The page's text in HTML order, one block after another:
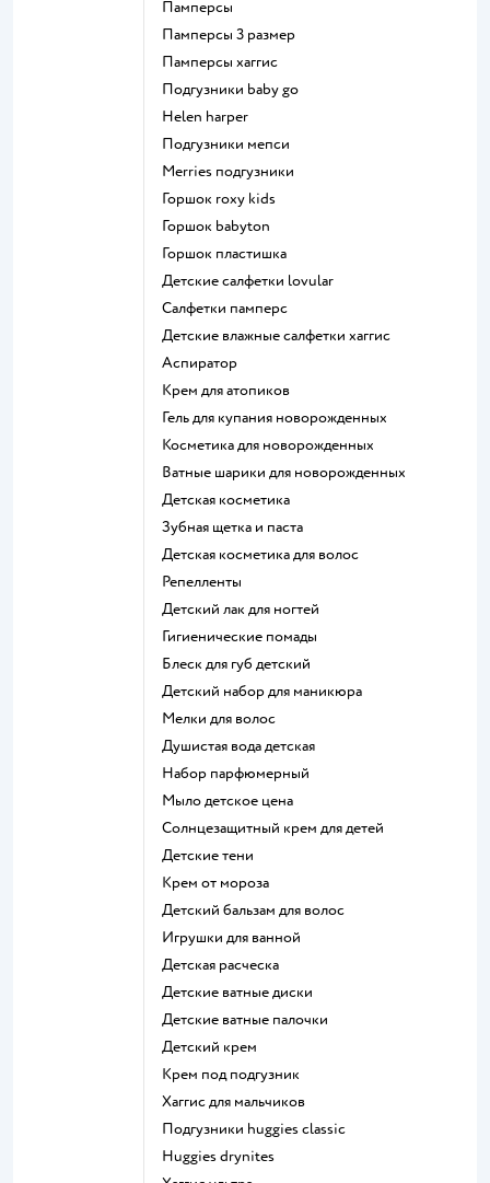
памперсы
памперсы 3 размер
памперсы хаггис
подгузники baby go
helen harper
подгузники мепси
merries подгузники
горшок roxy kids
горшок babyton
горшок пластишка
детские салфетки lovular
салфетки памперс
детские влажные салфетки хаггис
аспиратор
крем для атопиков
гель для купания новорожденных
косметика для новорожденных
ватные шарики для новорожденных
детская косметика
зубная щетка и паста
детская косметика для волос
репелленты
детский лак для ногтей
гигиенические помады
блеск для губ детский
детский набор для маникюра
мелки для волос
душистая вода детская
набор парфюмерный
мыло детское цена
солнцезащитный крем для детей
детские тени
крем от мороза
детский бальзам для волос
игрушки для ванной
детская расческа
детские ватные диски
детские ватные палочки
детский крем
крем под подгузник
хаггис для мальчиков
подгузники huggies classic
huggies drynites